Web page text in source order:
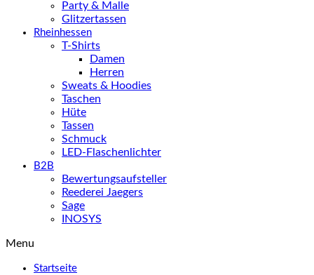
Party & Malle
Glitzertassen
Rheinhessen
T-Shirts
Damen
Herren
Sweats & Hoodies
Taschen
Hüte
Tassen
Schmuck
LED-Flaschenlichter
B2B
Bewertungsaufsteller
Reederei Jaegers
Sage
INOSYS
Menu
Startseite